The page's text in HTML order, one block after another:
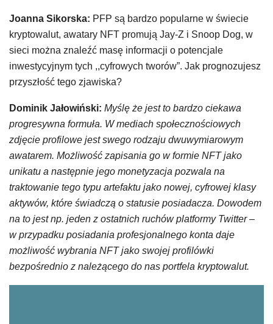
Joanna Sikorska: PFP są bardzo popularne w świecie
kryptowalut, awatary NFT promują Jay-Z i Snoop Dog, w
sieci można znaleźć masę informacji o potencjale
inwestycyjnym tych ,,cyfrowych tworów”. Jak prognozujesz
przyszłość tego zjawiska?
Dominik Jałowiński: Myślę że jest to bardzo ciekawa
progresywna formuła. W mediach społecznościowych
zdjęcie profilowe jest swego rodzaju dwuwymiarowym
awatarem. Możliwość zapisania go w formie NFT jako
unikatu a następnie jego monetyzacja pozwala na
traktowanie tego typu artefaktu jako nowej, cyfrowej klasy
aktywów, które świadczą o statusie posiadacza. Dowodem
na to jest np. jeden z ostatnich ruchów platformy Twitter –
w przypadku posiadania profesjonalnego konta daje
możliwość wybrania NFT jako swojej profilówki
bezpośrednio z należącego do nas portfela kryptowalut.